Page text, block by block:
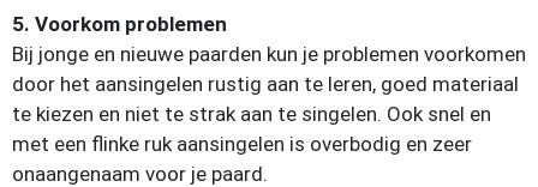
5. Voorkom problemen
Bij jonge en nieuwe paarden kun je problemen voorkomen
door het aansingelen rustig aan te leren, goed materiaal
te kiezen en niet te strak aan te singelen. Ook snel en
met een flinke ruk aansingelen is overbodig en zeer
onaangenaam voor je paard.